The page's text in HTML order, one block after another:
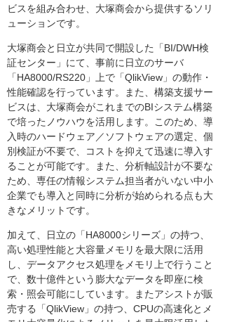
ビスを組み合わせ、大塚商会から提供するソリ
ューションです。
大塚商会と日立が共同で開設した「BI/DWH検
証センター」にて、事前に日立のサーバ
「HA8000/RS220」上で「QlikView」の動作・
性能確認を行っています。また、構築支援サー
ビスは、大塚商会がこれまでのBIシステム構築
で培ったノウハウを活用します。このため、導
入時のハードウェア／ソフトウェアの選定、個
別検証が不要で、コストを抑えて迅速に導入す
ることが可能です。また、分析軸設計が不要な
ため、専任の情報システム担当者がいない中小
企業でも導入と同時に分析が始められる点も大
きなメリットです。
加えて、日立の「HA8000シリーズ」の持つ、
高い処理性能と大容量メモリを最大限に活用
し、データアクセス処理をメモリ上で行うこと
で、数十億件という膨大なデータを即座に検
索・照会可能にしています。またアシストが販
売する「QlikView」の持つ、CPUの高速化とメ